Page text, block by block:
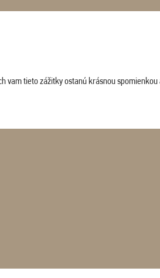
tieto zážitky ostanú krásnou